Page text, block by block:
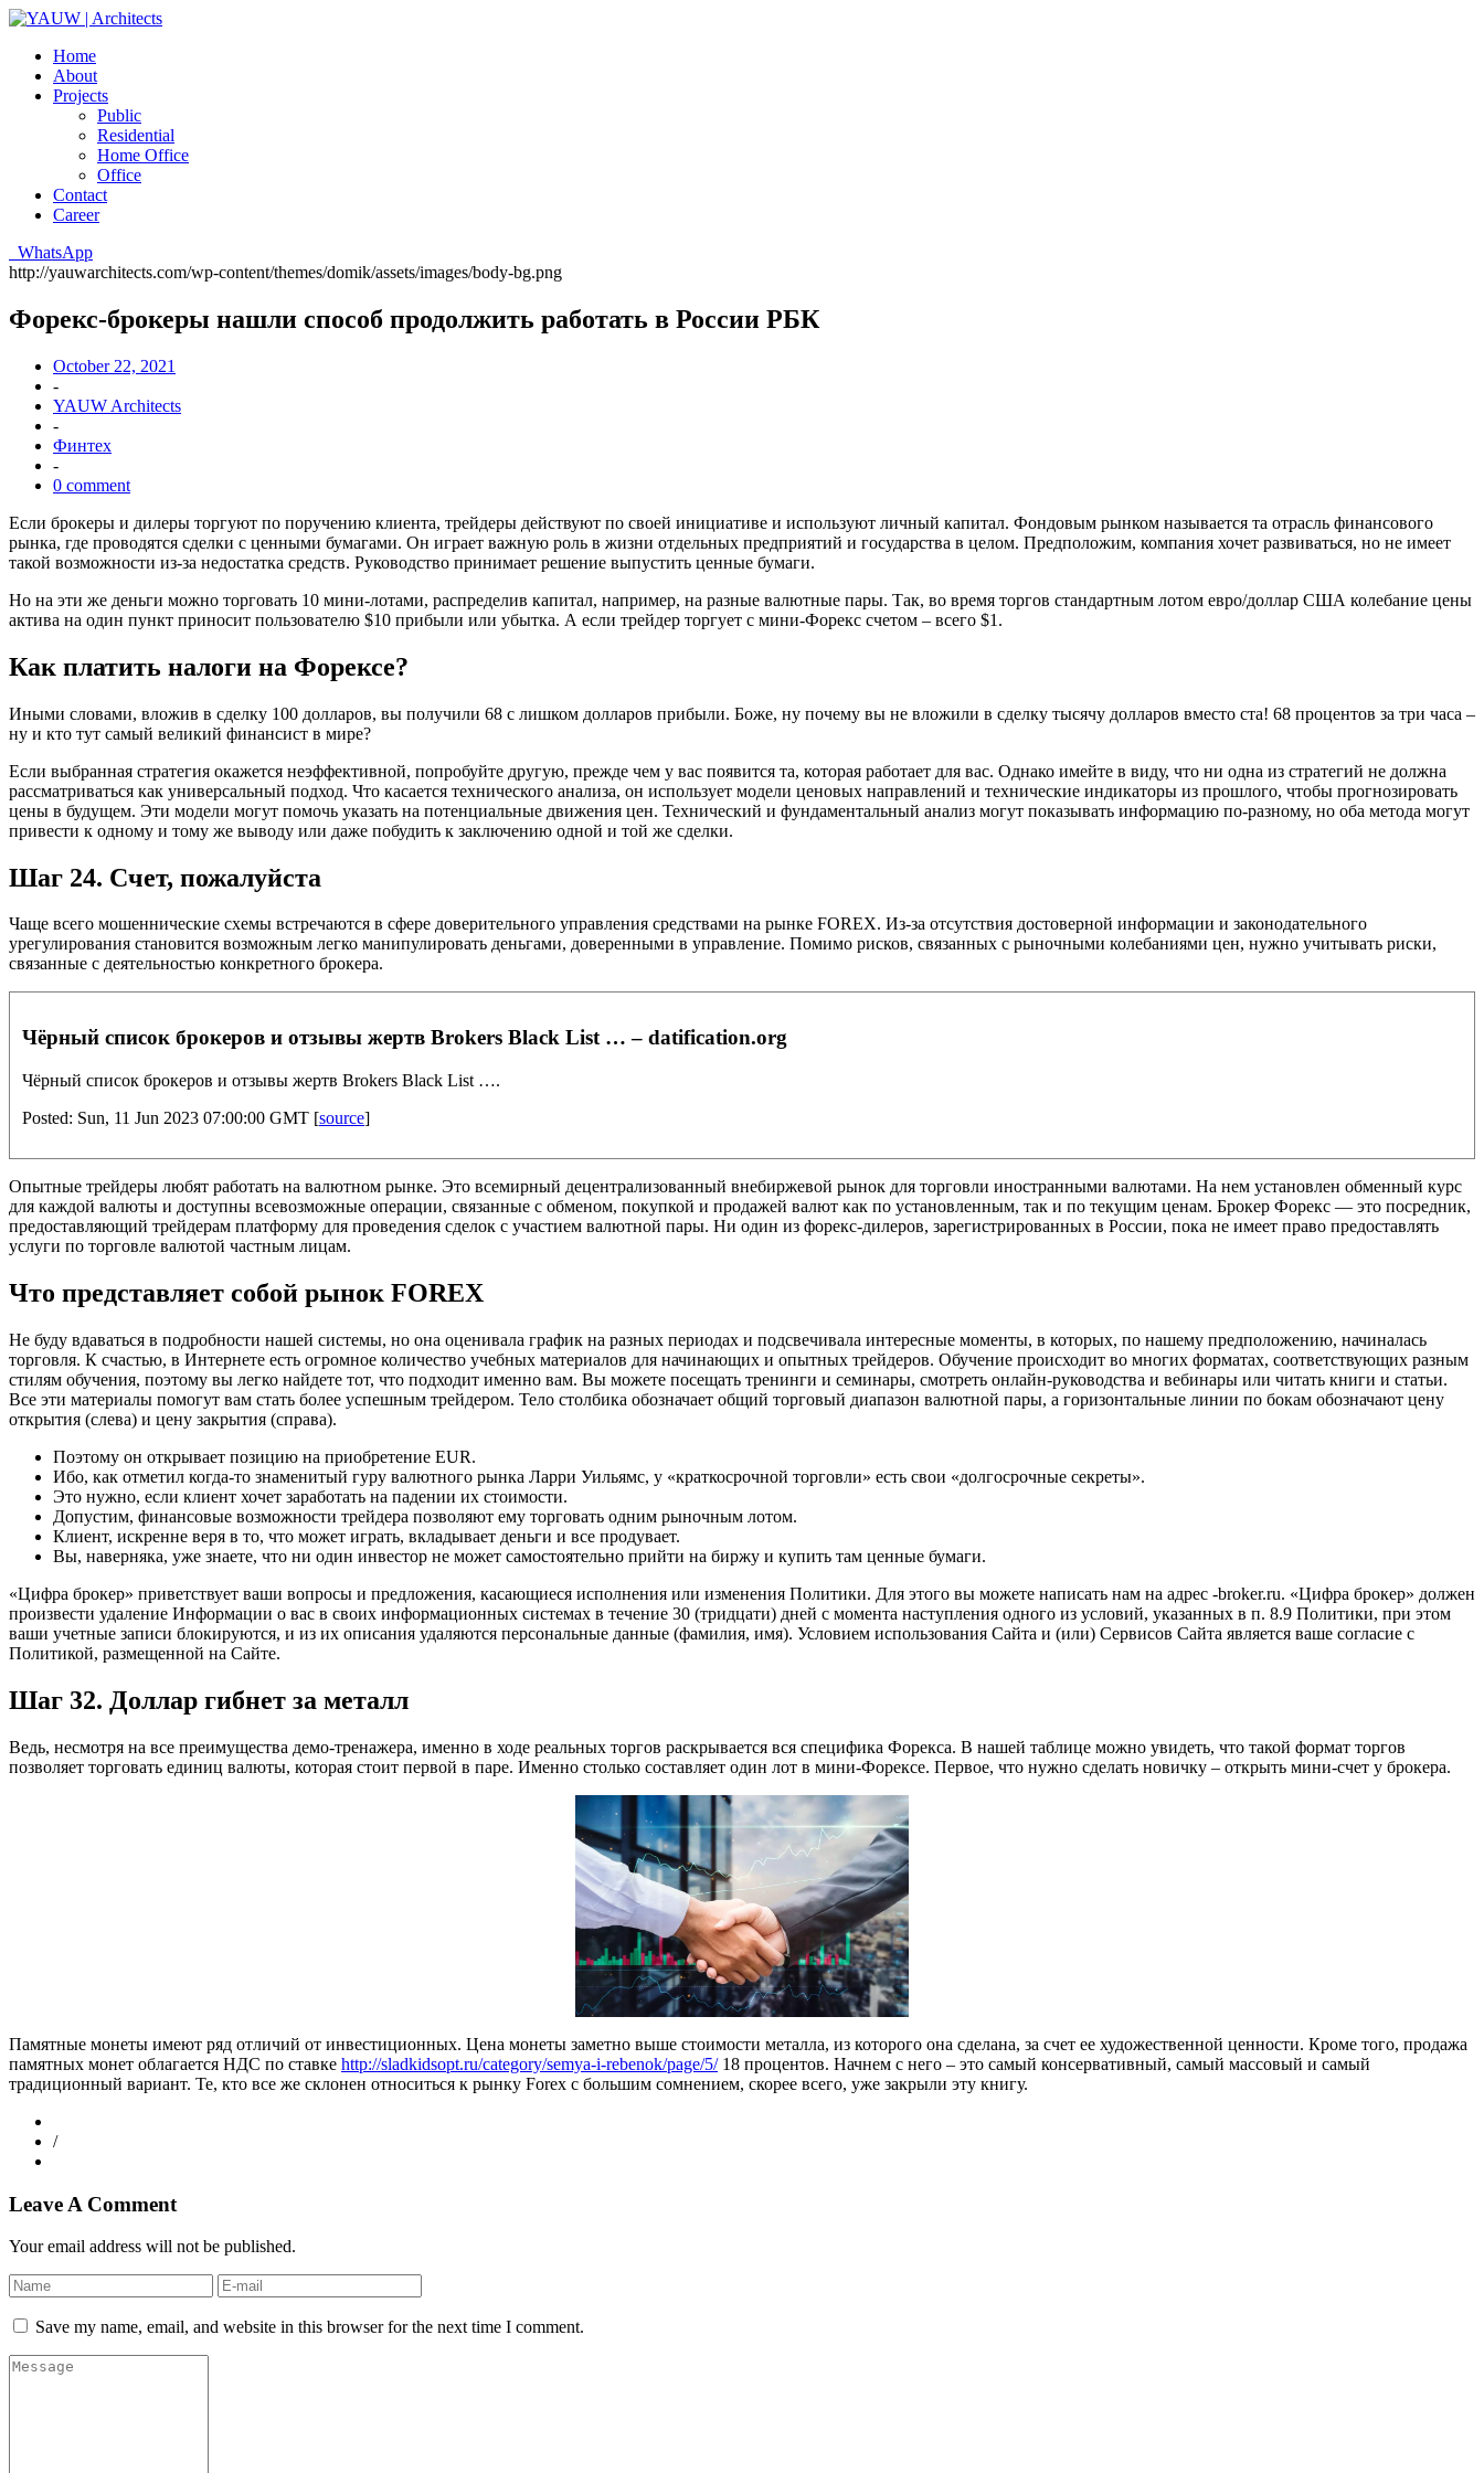
Home
About
Projects
Public
Residential
Home Office
Office
Contact
Career
WhatsApp
http://yauwarchitects.com/wp-content/themes/domik/assets/images/body-bg.png
Форекс-брокеры нашли способ продолжить работать в России РБК
October 22, 2021
-
YAUW Architects
-
Финтех
-
0 comment
Если брокеры и дилеры торгуют по поручению клиента, трейдеры действуют по своей инициативе и используют личный капитал. Фондовым рынком называется та отрасль финансового
рынка, где проводятся сделки с ценными бумагами. Он играет важную роль в жизни отдельных предприятий и государства в целом. Предположим, компания хочет развиваться, но не имеет
такой возможности из-за недостатка средств. Руководство принимает решение выпустить ценные бумаги.
Но на эти же деньги можно торговать 10 мини-лотами, распределив капитал, например, на разные валютные пары. Так, во время торгов стандартным лотом евро/доллар США колебание цены
актива на один пункт приносит пользователю $10 прибыли или убытка. А если трейдер торгует с мини-Форекс счетом – всего $1.
Как платить налоги на Форексе?
Иными словами, вложив в сделку 100 долларов, вы получили 68 с лишком долларов прибыли. Боже, ну почему вы не вложили в сделку тысячу долларов вместо ста! 68 процентов за три часа –
ну и кто тут самый великий финансист в мире?
Если выбранная стратегия окажется неэффективной, попробуйте другую, прежде чем у вас появится та, которая работает для вас. Однако имейте в виду, что ни одна из стратегий не должна
рассматриваться как универсальный подход. Что касается технического анализа, он использует модели ценовых направлений и технические индикаторы из прошлого, чтобы прогнозировать
цены в будущем. Эти модели могут помочь указать на потенциальные движения цен. Технический и фундаментальный анализ могут показывать информацию по-разному, но оба метода могут
привести к одному и тому же выводу или даже побудить к заключению одной и той же сделки.
Шаг 24. Счет, пожалуйста
Чаще всего мошеннические схемы встречаются в сфере доверительного управления средствами на рынке FOREX. Из-за отсутствия достоверной информации и законодательного
урегулирования становится возможным легко манипулировать деньгами, доверенными в управление. Помимо рисков, связанных с рыночными колебаниями цен, нужно учитывать риски,
связанные с деятельностью конкретного брокера.
Чёрный список брокеров и отзывы жертв Brokers Black List … – datification.org
Чёрный список брокеров и отзывы жертв Brokers Black List ….
Posted: Sun, 11 Jun 2023 07:00:00 GMT [source]
Опытные трейдеры любят работать на валютном рынке. Это всемирный децентрализованный внебиржевой рынок для торговли иностранными валютами. На нем установлен обменный курс
для каждой валюты и доступны всевозможные операции, связанные с обменом, покупкой и продажей валют как по установленным, так и по текущим ценам. Брокер Форекс — это посредник,
предоставляющий трейдерам платформу для проведения сделок с участием валютной пары. Ни один из форекс-дилеров, зарегистрированных в России, пока не имеет право предоставлять
услуги по торговле валютой частным лицам.
Что представляет собой рынок FOREX
Не буду вдаваться в подробности нашей системы, но она оценивала график на разных периодах и подсвечивала интересные моменты, в которых, по нашему предположению, начиналась
торговля. К счастью, в Интернете есть огромное количество учебных материалов для начинающих и опытных трейдеров. Обучение происходит во многих форматах, соответствующих разным
стилям обучения, поэтому вы легко найдете тот, что подходит именно вам. Вы можете посещать тренинги и семинары, смотреть онлайн-руководства и вебинары или читать книги и статьи.
Все эти материалы помогут вам стать более успешным трейдером. Тело столбика обозначает общий торговый диапазон валютной пары, а горизонтальные линии по бокам обозначают цену
открытия (слева) и цену закрытия (справа).
Поэтому он открывает позицию на приобретение EUR.
Ибо, как отметил когда‑то знаменитый гуру валютного рынка Ларри Уильямс, у «краткосрочной торговли» есть свои «долгосрочные секреты».
Это нужно, если клиент хочет заработать на падении их стоимости.
Допустим, финансовые возможности трейдера позволяют ему торговать одним рыночным лотом.
Клиент, искренне веря в то, что может играть, вкладывает деньги и все продувает.
Вы, наверняка, уже знаете, что ни один инвестор не может самостоятельно прийти на биржу и купить там ценные бумаги.
«Цифра брокер» приветствует ваши вопросы и предложения, касающиеся исполнения или изменения Политики. Для этого вы можете написать нам на адрес -broker.ru. «Цифра брокер» должен
произвести удаление Информации о вас в своих информационных системах в течение 30 (тридцати) дней с момента наступления одного из условий, указанных в п. 8.9 Политики, при этом
ваши учетные записи блокируются, и из их описания удаляются персональные данные (фамилия, имя). Условием использования Сайта и (или) Сервисов Сайта является ваше согласие с
Политикой, размещенной на Сайте.
Шаг 32. Доллар гибнет за металл
Ведь, несмотря на все преимущества демо-тренажера, именно в ходе реальных торгов раскрывается вся специфика Форекса. В нашей таблице можно увидеть, что такой формат торгов
позволяет торговать единиц валюты, которая стоит первой в паре. Именно столько составляет один лот в мини-Форексе. Первое, что нужно сделать новичку – открыть мини-счет у брокера.
Памятные монеты имеют ряд отличий от инвестиционных. Цена монеты заметно выше стоимости металла, из которого она сделана, за счет ее художественной ценности. Кроме того, продажа
памятных монет облагается НДС по ставке http://sladkidsopt.ru/category/semya-i-rebenok/page/5/18 процентов. Начнем с него – это самый консервативный, самый массовый и самый
традиционный вариант. Те, кто все же склонен относиться к рынку Forex с большим сомнением, скорее всего, уже закрыли эту книгу.
/
Leave A Comment
Your email address will not be published.
Save my name, email, and website in this browser for the next time I comment.